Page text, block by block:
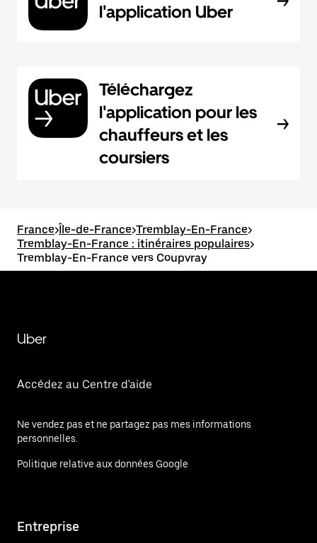
l'application Uber
Téléchargez
l'application pour les
chauffeurs et les
coursiers
France>Île-de-France>Tremblay-En-France>
Tremblay-En-France : itinéraires populaires>
Tremblay-En-France vers Coupvray
Uber
Accédez au Centre d'aide
Ne vendez pas et ne partagez pas mes informations
personnelles.
Politique relative aux données Google
Entreprise